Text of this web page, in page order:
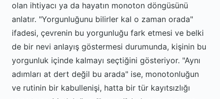
olan ihtiyacı ya da hayatın monoton döngüsünü
anlatır. "Yorgunluğunu bilirler kal o zaman orada"
ifadesi, çevrenin bu yorgunluğu fark etmesi ve belki
de bir nevi anlayış göstermesi durumunda, kişinin bu
yorgunluk içinde kalmayı seçtiğini gösteriyor. "Aynı
adımları at dert değil bu arada" ise, monotonluğun
ve rutinin bir kabullenişi, hatta bir tür kayıtsızlığı